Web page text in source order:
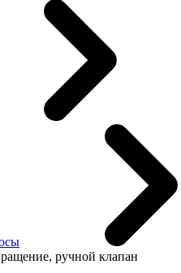
ручной клапан